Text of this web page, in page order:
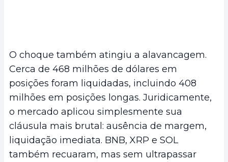
O choque também atingiu a alavancagem.
Cerca de 468 milhões de dólares em
posições foram liquidadas, incluindo 408
milhões em posições longas. Juridicamente,
o mercado aplicou simplesmente sua
cláusula mais brutal: ausência de margem,
liquidação imediata. BNB, XRP e SOL
também recuaram, mas sem ultrapassar